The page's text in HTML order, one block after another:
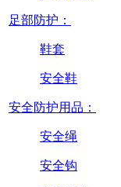
足部防护：
鞋套
安全鞋
安全防护用品：
安全绳
安全钩